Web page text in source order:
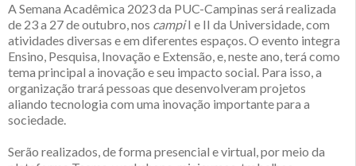
A Semana Acadêmica 2023 da PUC-Campinas será realizada
de 23 a 27 de outubro, nos campiI e II da Universidade, com
atividades diversas e em diferentes espaços. O evento integra
Ensino, Pesquisa, Inovação e Extensão, e, neste ano, terá como
tema principal a inovação e seu impacto social. Para isso, a
organização trará pessoas que desenvolveram projetos
aliando tecnologia com uma inovação importante para a
sociedade.
Serão realizados, de forma presencial e virtual, por meio da